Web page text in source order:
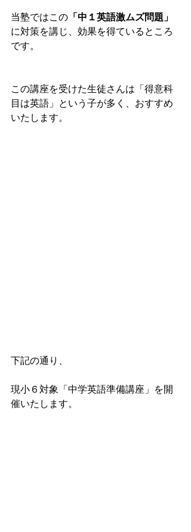
当塾ではこの 「中１英語激ムズ問題」
に対策を講じ、効果を得ているところ
です。
この講座を受けた生徒さんは「得意科
目は英語」という子が多く、おすすめ
いたします。
下記の通り、
現小６対象「中学英語準備講座」を開
催いたします。